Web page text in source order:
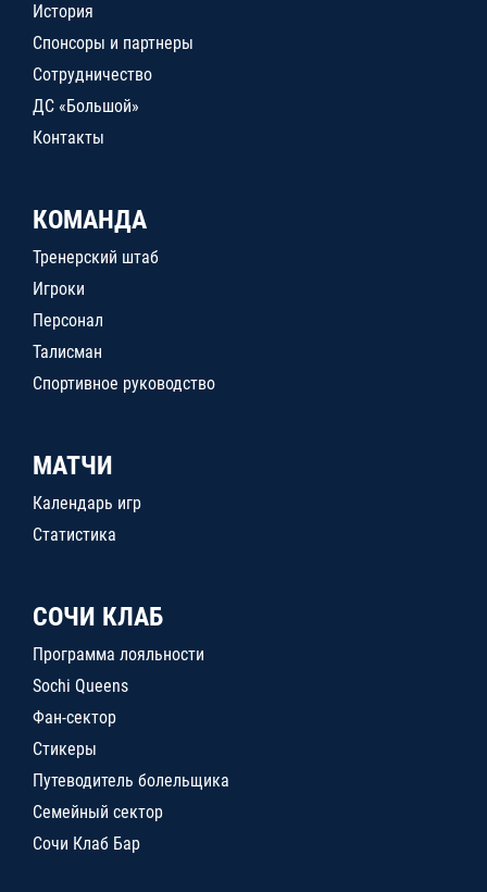
История
Спонсоры и партнеры
Сотрудничество
ДС «Большой»
Контакты
КОМАНДА
Тренерский штаб
Игроки
Персонал
Талисман
Спортивное руководство
МАТЧИ
Календарь игр
Статистика
СОЧИ КЛАБ
Программа лояльности
Sochi Queens
Фан-сектор
Стикеры
Путеводитель болельщика
Семейный сектор
Сочи Клаб Бар